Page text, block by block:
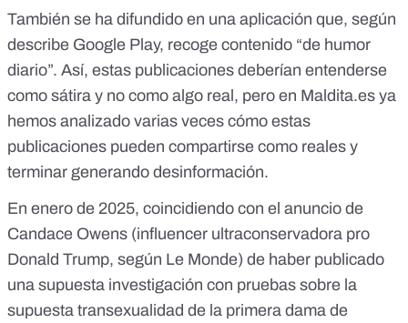
También se ha difundido en una aplicación que, según
describe Google Play, recoge contenido “de humor
diario”. Así, estas publicaciones deberían entenderse
como sátira y no como algo real, pero en Maldita.es ya
hemos analizado varias veces cómo estas
publicaciones pueden compartirse como reales y
terminar generando desinformación.
En enero de 2025, coincidiendo con el anuncio de
Candace Owens (influencer ultraconservadora pro
Donald Trump, según Le Monde) de haber publicado
una supuesta investigación con pruebas sobre la
supuesta transexualidad de la primera dama de